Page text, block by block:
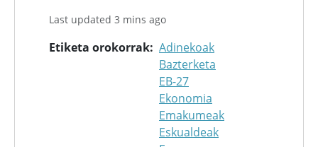
Last updated 3 mins ago
Etiketa orokorrak Adinekoak
Bazterketa
EB-27
Ekonomia
Emakumeak
Eskualdeak